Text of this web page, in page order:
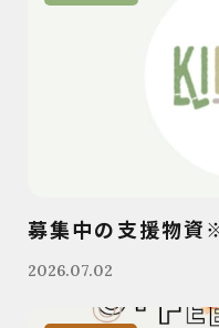
募集中の支援物
2026.07.02